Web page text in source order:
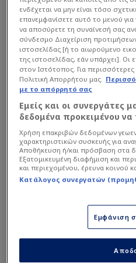
Αλλαγή εντός
Alvaro Rodriguez
62'
Αλλαγή εκτός
Giovani Lo Celso
62'
Αλλαγή εντός
Isco
Αλλαγή εκτός
57'
Αλλαγή εντός
Víctor Chust
22 Isco
Μέσος
4
85' 66'
Natan
Αμυντικός
17
83'
Rodrigo Riquelme
6 Sergi Altimira
Μέσος
18 Nelson Deossa
Μέσος
Ομάδα
1 BAR
2 RMA
3 VIL
ATM
5 RBB
6 RCC
ενδέχεται να μην είναι τόσο
επανεμφανίσετε αυτό το μενού για
να αποσύρετε τη συναίνεσή σας
σύνδεσμο Διαχείριση
ιστοσελίδας [ή το αιωρούμενο
της ιστοσελίδας, εάν υπάρχει]. Οι
στον Ιστότοπος. Για
Πολιτική Απορρήτου μας.
με το απόρρητό σας
Εμείς και οι συνεργάτες
δεδομένα προκειμένου
Χρήση επακριβών δεδομένων
χαρακτηριστικών συσκευής για
Αποθήκευση ή/και πρόσβαση στα
Εξατομικευμένη διαφήμιση και
και περιεχομένου, έρευνα κοινού
Κατάλογος συνεργατών
Εμφάνιση